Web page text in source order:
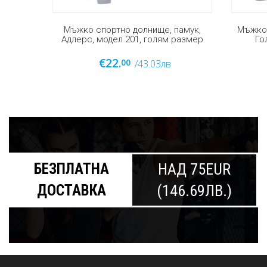
Мъжко ватирано долнище Адлерс -
Голям размер (Модел 200)
€22.00 /43.03лв
Мъжка
БЕЗПЛАТНА
ДОСТАВКА
НАД 75EUR
(146.69ЛВ.)